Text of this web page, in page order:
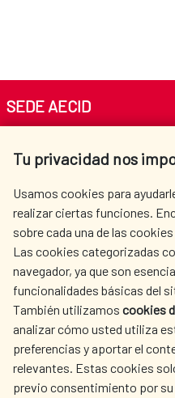
Tu privacidad nos
Usamos cookies para
realizar ciertas funciones.
sobre cada una de las
Las cookies categorizadas
navegador, ya que son
funcionalidades básicas del
También utilizamos cookies
analizar cómo usted utiliza
preferencias y aportar el
relevantes. Estas cookies
previo consentimiento por
SEDE AECID
Tel. +34 900 20 30 54​​​​​​​
AECID
SPANISH HUMANITARIAN
ACTION
CULTURE AND SCIENCE